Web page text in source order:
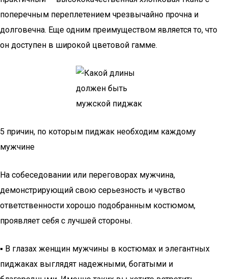
поперечным переплетением чрезвычайно прочна и
долговечна. Еще одним преимуществом является то, что
он доступен в широкой цветовой гамме.
5 причин, по которым пиджак необходим каждому
мужчине
На собеседовании или переговорах мужчина,
демонстрирующий свою серьезность и чувство
ответственности хорошо подобранным костюмом,
проявляет себя с лучшей стороны.
▪ В глазах женщин мужчины в костюмах и элегантных
пиджаках выглядят надежными, богатыми и